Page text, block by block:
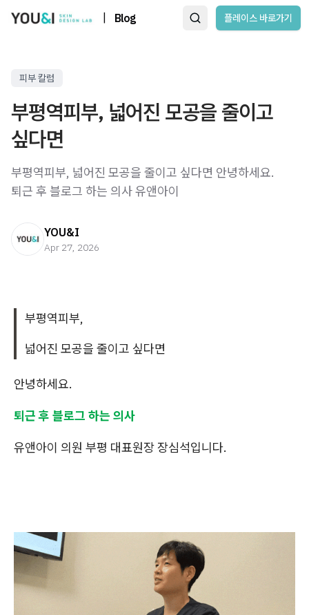
Blog 플레이스 바로가기
피부 칼럼
부평역피부, 넓어진 모공을 줄이고
싶다면
부평역피부, 넓어진 모공을 줄이고 싶다면 안녕하세요.
퇴근 후 블로그 하는 의사 유앤아이
YOU&I
Apr 27, 2026
부평역피부,
넓어진 모공을 줄이고 싶다면
안녕하세요.
퇴근 후 블로그 하는 의사
유앤아이 의원 부평 대표원장 장심석입니다.